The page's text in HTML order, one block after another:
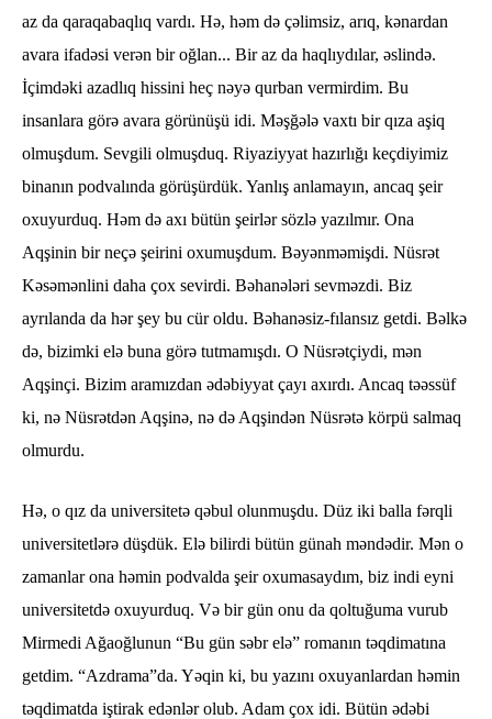
az da qaraqabaqlıq vardı. Hə, həm də çəlimsiz, arıq, kənardan
avara ifadəsi verən bir oğlan... Bir az da haqlıydılar, əslində.
İçimdəki azadlıq hissini heç nəyə qurban vermirdim. Bu
insanlara görə avara görünüşü idi. Məşğələ vaxtı bir qıza aşiq
olmuşdum. Sevgili olmuşduq. Riyaziyyat hazırlığı keçdiyimiz
binanın podvalında görüşürdük. Yanlış anlamayın, ancaq şeir
oxuyurduq. Həm də axı bütün şeirlər sözlə yazılmır. Ona
Aqşinin bir neçə şeirini oxumuşdum. Bəyənməmişdi. Nüsrət
Kəsəmənlini daha çox sevirdi. Bəhanələri sevməzdi. Biz
ayrılanda da hər şey bu cür oldu. Bəhanəsiz-fılansız getdi. Bəlkə
də, bizimki elə buna görə tutmamışdı. O Nüsrətçiydi, mən
Aqşinçi. Bizim aramızdan ədəbiyyat çayı axırdı. Ancaq təəssüf
ki, nə Nüsrətdən Aqşinə, nə də Aqşindən Nüsrətə körpü salmaq
olmurdu.
Hə, o qız da universitetə qəbul olunmuşdu. Düz iki balla fərqli
universitetlərə düşdük. Elə bilirdi bütün günah məndədir. Mən o
zamanlar ona həmin podvalda şeir oxumasaydım, biz indi eyni
universitetdə oxuyurduq. Və bir gün onu da qoltuğuma vurub
Mirmedi Ağaoğlunun “Bu gün səbr elə” romanın təqdimatına
getdim. “Azdrama”da. Yəqin ki, bu yazını oxuyanlardan həmin
təqdimatda iştirak edənlər olub. Adam çox idi. Bütün ədəbi